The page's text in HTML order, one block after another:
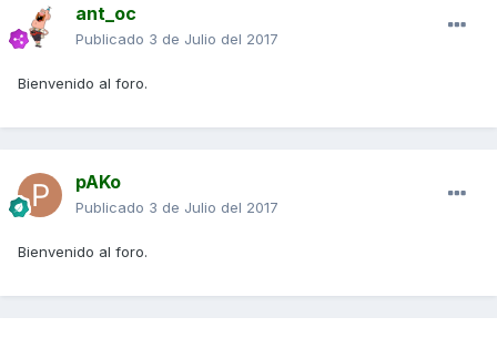
ant_oc
Publicado 3 de Julio del 2017
Bienvenido al foro.
pAKo
Publicado 3 de Julio del 2017
Bienvenido al foro.